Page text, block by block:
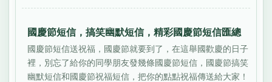
國慶節短信，搞笑幽默短信，精彩國慶節短信匯總
國慶節短信送祝福，國慶節就要到了，在這舉國歡慶的日子
裡，別忘了給你的同學朋友發幾條國慶節短信，國慶節搞笑
幽默短信和國慶節祝福短信，把你的點點祝福傳送給大家！